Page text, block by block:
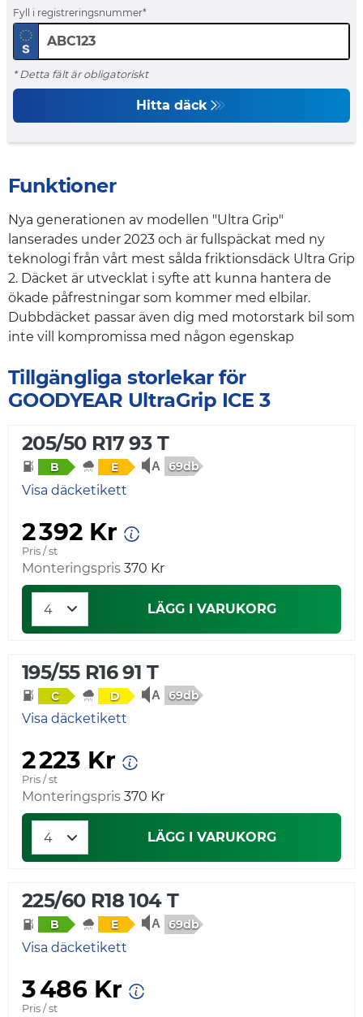
Fyll i registreringsnummer
* Detta fält är obligatoriskt
Hitta däck
Funktioner
Nya generationen av modellen "Ultra Grip"
lanserades under 2023 och är fullspäckat med ny
teknologi från vårt mest sålda friktionsdäck Ultra Grip
2. Däcket är utvecklat i syfte att kunna hantera de
ökade påfrestningar som kommer med elbilar.
Dubbdäcket passar även dig med motorstark bil som
inte vill kompromissa med någon egenskap
Tillgängliga storlekar för
GOODYEAR UltraGrip ICE 3
205/50 R17 93 T
B E 69db
Visa däcketikett
2 392 Kr
Pris / st
Monteringspris 370 Kr
LÄGG I VARUKORG
195/55 R16 91 T
C D 69db
Visa däcketikett
2 223 Kr
Pris / st
Monteringspris 370 Kr
LÄGG I VARUKORG
225/60 R18 104 T
B E 69db
Visa däcketikett
3 486 Kr
Pris / st